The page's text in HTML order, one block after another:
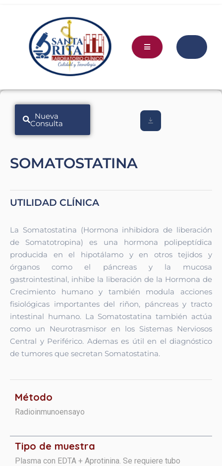
Nueva
Consulta
SOMATOSTATINA
UTILIDAD CLÍNICA
La Somatostatina (Hormona inhibidora de liberación
de Somatotropina) es una hormona polipeptídica
producida en el hipotálamo y en otros tejidos y
órganos como el páncreas y la mucosa
gastrointestinal, inhibe la liberación de la Hormona de
Crecimiento humano y también modula acciones
fisiológicas importantes del riñon, páncreas y tracto
intestinal humano. La Somatostatina también actúa
como un Neurotrasmisor en los Sistemas Nerviosos
Central y Periférico. Ademas es útil en el diagnóstico
de tumores que secretan Somatostatina.
Método
Radioinmunoensayo
Tipo de muestra
Plasma con EDTA + Aprotinina. Se requiere tubo